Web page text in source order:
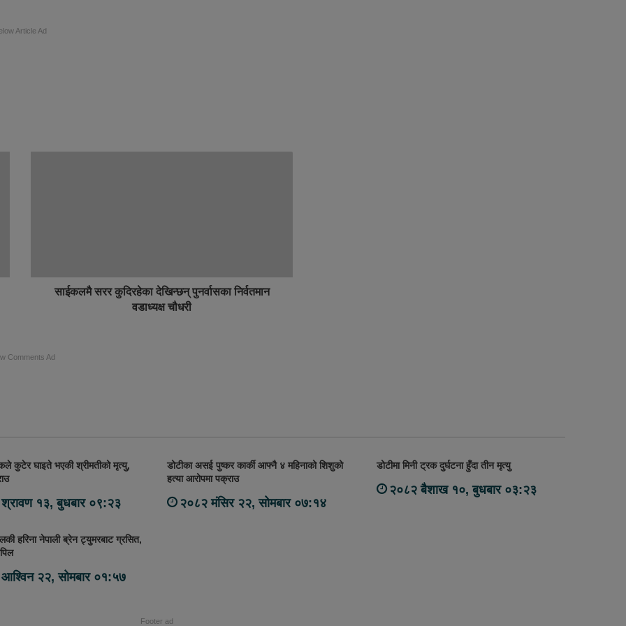
Article Ad
साईकलमै सरर कुदिरहेका देखिन्छन् पुनर्वासका निर्वतमान
वडाध्यक्ष चौधरी
Comments Ad
कुटेर घाइते भएकी श्रीमतीको मृत्यु,
१३, बुधबार ०९:२३
डोटीका असई पुष्कर कार्की आफ्नै ४ महिनाको शिशुको
हत्या आरोपमा पक्राउ
२०८२ मंसिर २२, सोमबार ०७:१४
डोटीमा मिनी ट्रक दुर्घटना हुँदा तीन मृत्यु
२०८२ बैशाख १०, बुधबार ०३:२३
हरिना नेपाली ब्रेन ट्युमरबाट ग्रसित,
२२, सोमबार ०१:५७
Footer ad